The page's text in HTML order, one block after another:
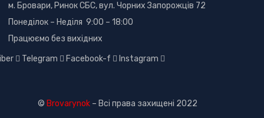
м. Бровари, Ринок СБС, вул. Чорних Запорожців 72
Понеділок – Неділя 9:00 – 18:00
Працюємо без вихідних
Telegram Facebook-f Instagram
© Brovarynok– Всі права захищені 2022